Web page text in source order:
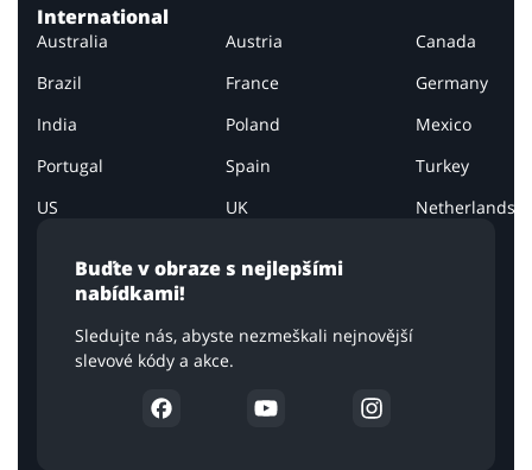
Buďte v obraze s nejlepšími
nabídkami!
Sledujte nás, abyste nezmeškali nejnovější
slevové kódy a akce.
International
Australia Austria
Canada
Brazil
France
Germany
India
Poland
Mexico
Portugal
Spain
Turkey
US
UK Netherlands